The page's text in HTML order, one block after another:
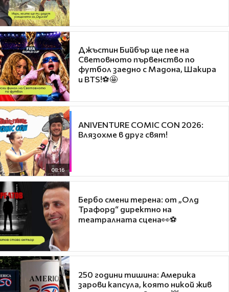
Джъстин Бийбър ще пее на
Световното първенство по
футбол заедно с Мадона, Шакира
и BTS!⚽🤩
08:16
ANIVENTURE COMIC CON 2026:
Влязохме в друг свят!
Бербо смени терена: от „Олд
Трафорд“ директно на
театралната сцена👀⚽
250 години тишина: Америка
зарови капсула, която никой жив